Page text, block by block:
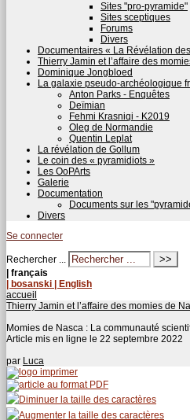
Sites "pro-pyramide"
Sites sceptiques
Forums
Divers
Documentaires « La Révélation
Thierry Jamin et l’affaire des
Dominique Jongbloed
La galaxie pseudo-archéologique
Anton Parks - Enquêtes
Deïmian
Fehmi Krasniqi - K2019
Oleg de Normandie
Quentin Leplat
La révélation de Gollum
Le coin des « pyramidiots »
Les OoPArts
Galerie
Documentation
Documents sur les
Divers
Se connecter
Rechercher ...
| français
| bosanski | English
accueil
Thierry Jamin et l’affaire des momies de
Momies de Nasca : La communauté
Article mis en ligne le 22 septembre 2022
par Luca